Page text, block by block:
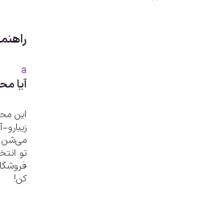
a
آیا
این
می‌شن.
تو
کن!